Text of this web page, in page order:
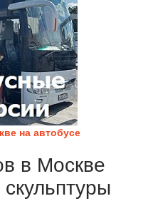
на автобусе
в Москве